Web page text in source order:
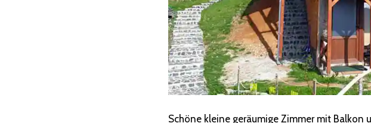
Schöne kleine geräumige Zimmer mit Balkon